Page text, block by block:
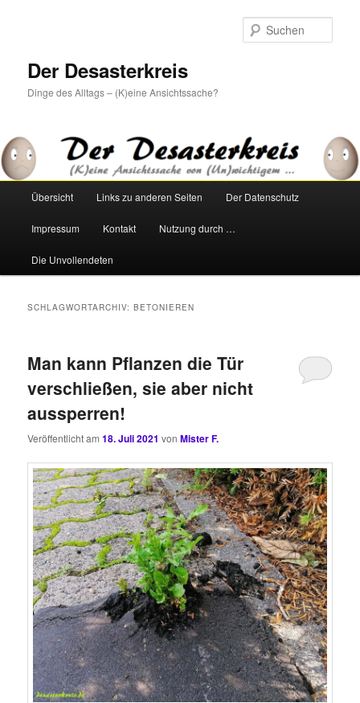
Der Desasterkreis
Dinge des Alltags – (K)eine Ansichtssache?
HauptmenüÜbersicht Links zu anderen Seiten Der Datenschutz
Impressum Kontakt Nutzung durch …
Die Unvollendeten
SCHLAGWORTARCHIV:BETONIEREN
Man kann Pflanzen die Tür
verschließen, sie aber nicht
aussperren!
Veröffentlicht am18. Juli 2021 vonMister F.